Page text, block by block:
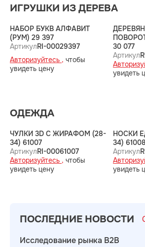
ИГРУШКИ ИЗ ДЕРЕВА
НАБОР БУКВ АЛФАВИТ
(РУМ) 29 397
АртикулRI-00029397
Авторизуйтесь , чтобы
увидеть цену
30 077
Артикул
увидеть
ОДЕЖДА
ЧУЛКИ 3D С ЖИРАФОМ (28-
34) 61007
АртикулRI-00061007
Авторизуйтесь , чтобы
увидеть цену
НОСКИ
34) 61008
Артикул
увидеть
ПОСЛЕДНИЕ НОВОСТИ
Исследование рынка B2B